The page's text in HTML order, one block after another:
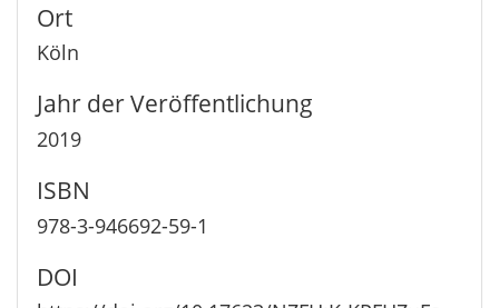
Ort
Köln
Jahr der Veröffentlichung
2019
ISBN
978-3-946692-59-1
DOI